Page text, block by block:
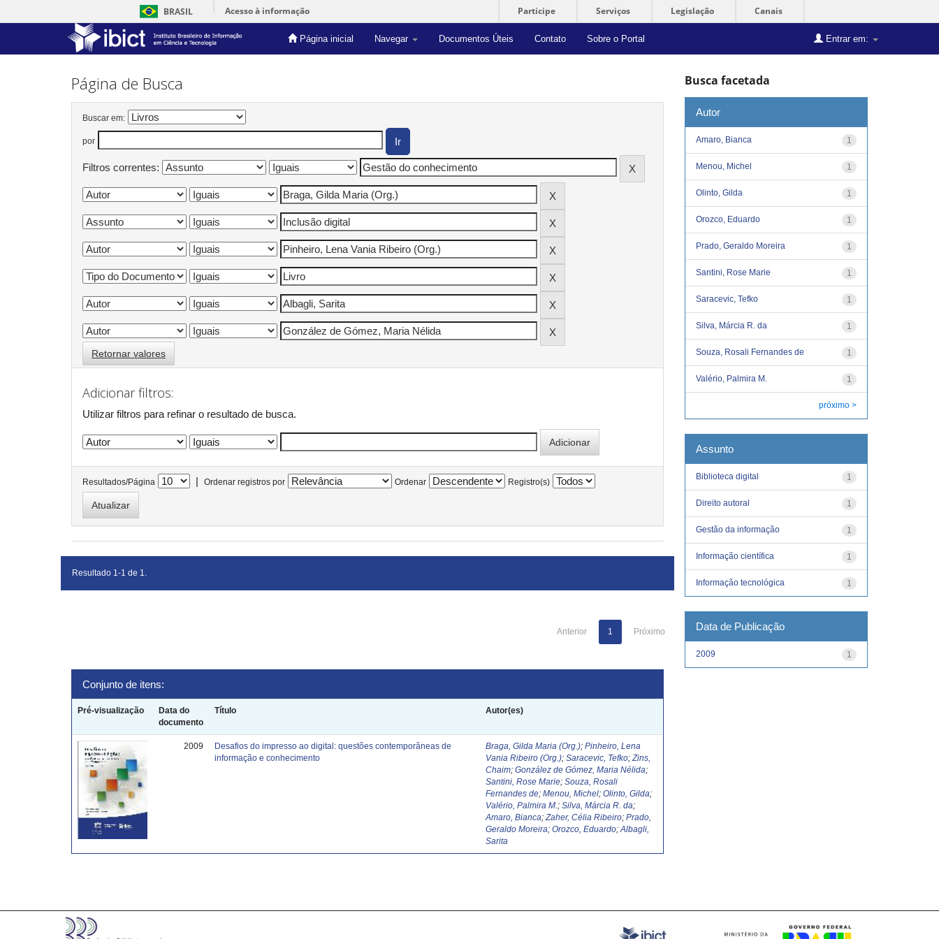
BRASIL Acesso à informação Participe Serviços Legislação Canais
Página inicial Navegar Documentos Úteis Contato Sobre o Portal Entrar em:
Skip
Página de Busca
Buscar em:
por
Filtros correntes:
Retornar valores
Adicionar filtros:
Utilizar filtros para refinar o resultado de busca.
Resultados/Página | Ordenar registros por Ordenar Registro(s)
Resultado 1-1 de 1.
Anterior 1 Próximo
Conjunto de itens:
Pré-visualização
Data do
documento
Título Autor(es)
2009
Desafios do impresso ao digital: questões contemporâneas de
informação e conhecimento
Braga, Gilda Maria (Org.);Pinheiro, Lena
Vania Ribeiro (Org.);Saracevic, Tefko;Zins,
Chaim;González de Gómez, Maria Nélida;
Santini, Rose Marie;Souza, Rosali
Fernandes de;Menou, Michel;Olinto, Gilda;
Valério, Palmira M. ;Silva, Márcia R. da;
Amaro, Bianca;Zaher, Célia Ribeiro;Prado,
Geraldo Moreira;Orozco, Eduardo;Albagli,
Sarita
Busca facetada
Autor
1
Amaro, Bianca
1
Menou, Michel
1
Olinto, Gilda
1
Orozco, Eduardo
1
Prado, Geraldo Moreira
1
Santini, Rose Marie
1
Saracevic, Tefko
1
Silva, Márcia R. da
1
Souza, Rosali Fernandes de
1
Valério, Palmira M.
próximo >
Assunto
1
Biblioteca digital
1
Direito autoral
1
Gestão da informação
1
Informação científica
1
Informação tecnológica
Data de Publicação
1
2009